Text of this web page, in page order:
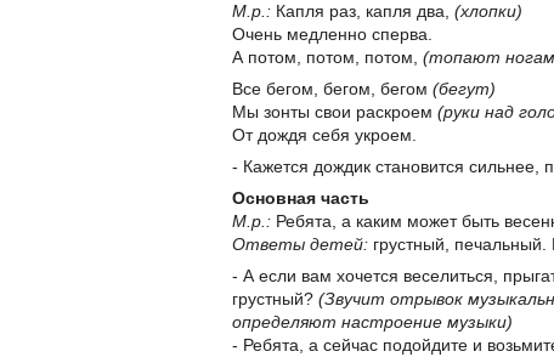
М.р.: Капля раз, капля два, (хлопки)
Очень медленно сперва.
А потом, потом, потом, (топают
Все бегом, бегом, бегом (бегут)
Мы зонты свои раскроем (руки над
От дождя себя укроем.
- Кажется дождик становится сильнее,
Основная часть
М.р.: Ребята, а каким может быть
Ответы детей: грустный, печальный.
- А если вам хочется веселиться,
грустный? (Звучит отрывок
определяют настроение музыки)
- Ребята, а сейчас подойдите и